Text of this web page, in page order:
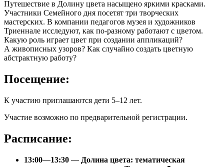
Путешествие в Долину цвета насыщено яркими красками.
Участники Семейного дня посетят три творческих
мастерских. В компании педагогов музея и художников
Триеннале исследуют, как по-разному работают с цветом.
Какую роль играет цвет при создании аппликаций?
А живописных узоров? Как случайно создать цветную
абстрактную работу?
Посещение:
К участию приглашаются дети 5–12 лет.
Участие возможно по предварительной регистрации.
Расписание:
13:00—13:30 — Долина цвета: тематическая